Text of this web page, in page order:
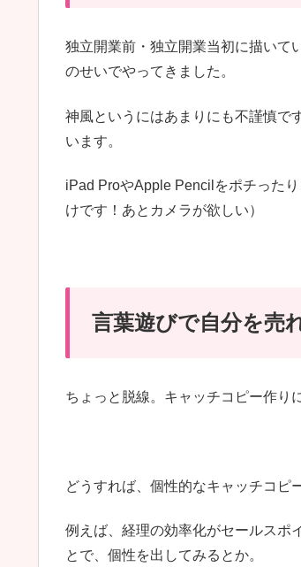
独立開業前・独立開業当初に描いて
のせいでやってきました。
神風というにはあまりにも不謹慎で
います。
iPad ProやApple Pencilをポチった
けです！あとカメラが欲しい）
言葉遊びで自分を売
ちょっと脱線。キャッチコピー作り
どうすれば、個性的なキャッチコピ
例えば、経理の効率化がセールスポ
とで、個性を出してみるとか。